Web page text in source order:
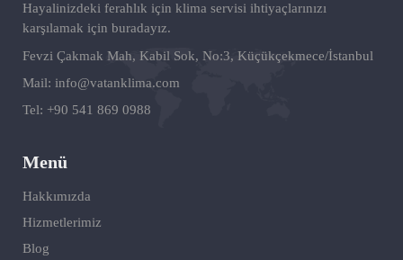
Hayalinizdeki ferahlık için klima servisi ihtiyaçlarınızı
karşılamak için buradayız.
Fevzi Çakmak Mah, Kabil Sok, No:3, Küçükçekmece/İstanbul
Mail: info@vatanklima.com
Tel: +90 541 869 0988
Menü
Hakkımızda
Hizmetlerimiz
Blog